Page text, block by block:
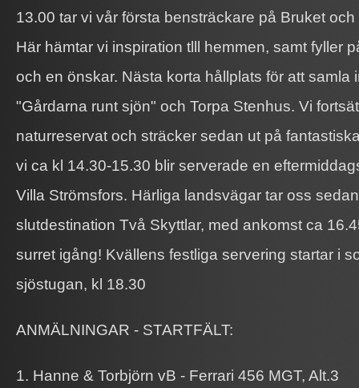
13.00 tar vi vår första bensträckare på Bruket
Här hämtar vi inspiration tlll hemmen, samt fyller
och en önskar. Nästa korta hållplats för att samla
"Gårdarna runt sjön" och Torpa Stenhus. Vi
naturreservat och sträcker sedan ut på
vi ca kl 14.30-15.30 blir serverade en
Villa Strömsfors. Härliga landsvägar tar oss
slutdestination Två Skyttlar, med ankomst ca
surret igång! Kvällens festliga servering startar i
sjöstugan, kl 18.30
ANMÄLNINGAR - STARTFÄLT:
1. Hanne & Torbjörn vB - Ferrari 456 MGT, Alt.3